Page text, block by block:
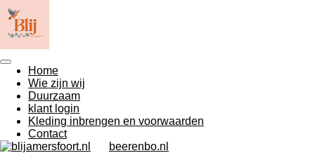
Ga
direct
naar
de
hoofdinhoud
Home
Wie zijn wij
Duurzaam
klant login
Kleding inbrengen en voorwaarden
Contact
beerenbo.nl